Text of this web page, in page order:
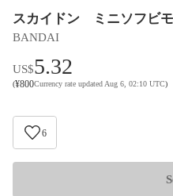
スカイドン ミニソフビモ
BANDAI
US$5.32
(¥800Currency rate updated Aug 6, 02:10 UTC)
6